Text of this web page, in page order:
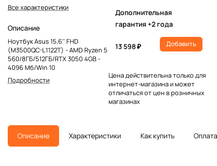
Все характеристики
Описание
Ноутбук Asus 15,6'' FHD
(M3500QC-L1122T) - AMD Ryzen 5
560/8ГБ/512ГБ/RTX 3050 4GB -
4096 Мб/Win 10
Подробности
Дополнительная
гарантия +2 года
13 598 ₽ Добавить
Цена действительна только для
интернет-магазина и может
отличаться от цен в розничных
магазинах
Описание Характеристики Как купить Оплата